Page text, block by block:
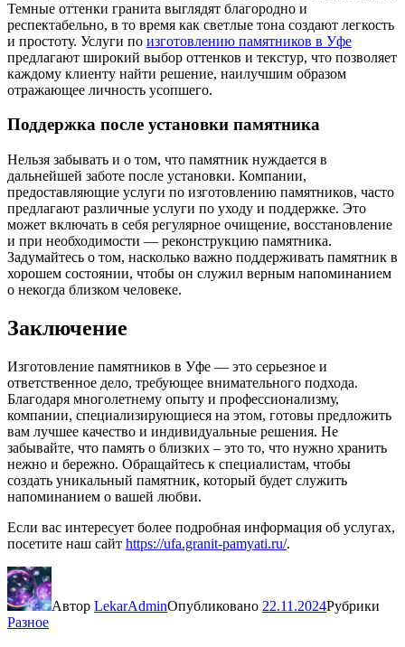
Темные оттенки гранита выглядят благородно и
респектабельно, в то время как светлые тона создают легкость
и простоту. Услуги по изготовлению памятников в Уфе
предлагают широкий выбор оттенков и текстур, что позволяет
каждому клиенту найти решение, наилучшим образом
отражающее личность усопшего.
Поддержка после установки памятника
Нельзя забывать и о том, что памятник нуждается в
дальнейшей заботе после установки. Компании,
предоставляющие услуги по изготовлению памятников, часто
предлагают различные услуги по уходу и поддержке. Это
может включать в себя регулярное очищение, восстановление
и при необходимости — реконструкцию памятника.
Задумайтесь о том, насколько важно поддерживать памятник в
хорошем состоянии, чтобы он служил верным напоминанием
о некогда близком человеке.
Заключение
Изготовление памятников в Уфе — это серьезное и
ответственное дело, требующее внимательного подхода.
Благодаря многолетнему опыту и профессионализму,
компании, специализирующиеся на этом, готовы предложить
вам лучшее качество и индивидуальные решения. Не
забывайте, что память о близких – это то, что нужно хранить
нежно и бережно. Обращайтесь к специалистам, чтобы
создать уникальный памятник, который будет служить
напоминанием о вашей любви.
Если вас интересует более подробная информация об услугах,
посетите наш сайт https://ufa.granit-pamyati.ru/.
Автор LekarAdminОпубликовано 22.11.2024Рубрики
Разное